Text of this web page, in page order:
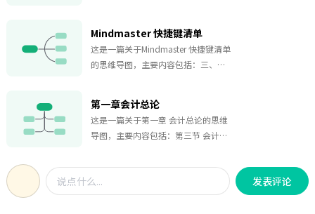
导图模板，无疑是助力学习的得力工
具。中级会计考试中，金融资产和金
融负债是重点且难点内容，涉及复杂
模板以清晰的结构、全面的内容，将
这部分知识系统呈现。在分类方面，
详细列举了金融资产的各种分类标准
和应收款项等，同时对不同类别之间
的界限与区分进行了说明，帮助学习
Mindmaster 快捷键清单
这是一篇关于Mindmaster 快捷键清单
的思维导图，主要内容包括：三、主
设置，文本编辑，字体设置，添加主
题，插入元素，二、添加主题及相关
元素，处理文件，编辑导图，一、基
第一章会计总论
这是一篇关于第一章 会计总论的思维
导图，主要内容包括：第三节 会计目
第二节 会计法规制度体系概述，第一
节 会计职业道德概述。
发表评论